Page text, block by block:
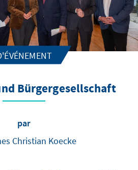
Bürgergesellschaft
par
Christian Koecke